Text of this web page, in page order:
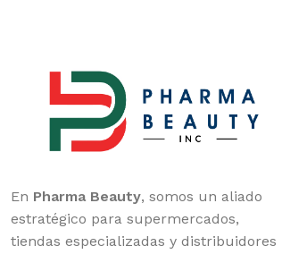
En Pharma Beauty, somos un aliado
estratégico para supermercados,
tiendas especializadas y distribuidores